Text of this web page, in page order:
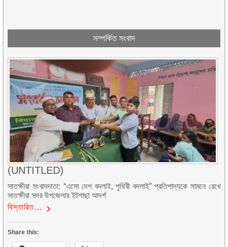
সম্পর্কিত সংবাদ
(UNTITLED)
সাতক্ষীরা সংবাদদাতা: “এসো দেশ বদলাই, পৃথিবী বদলাই” প্রতিপাদ্যকে সামনে রেখে
সাতক্ষীরা সদর উপজেলার ইটগাছা আদর্শ
বিস্তারিত…
Share this: